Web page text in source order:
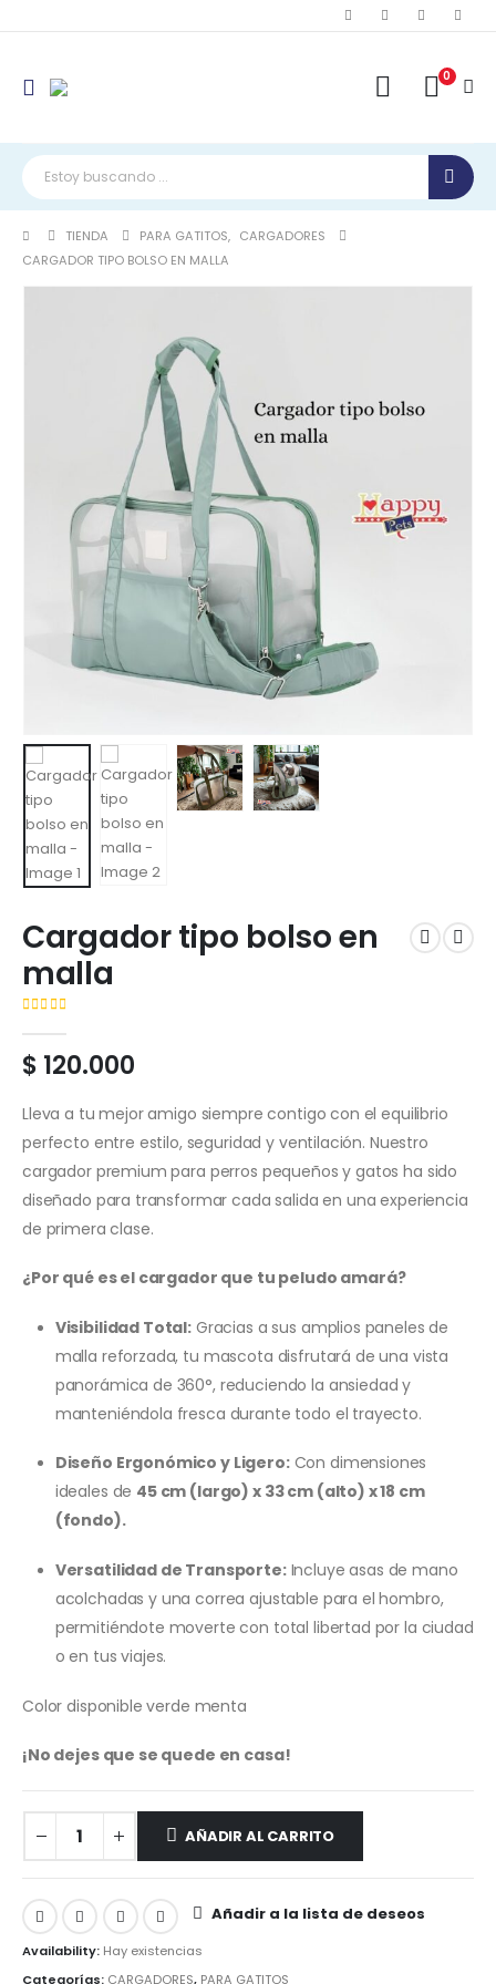
0
TIENDA PARA GATITOS, CARGADORES
CARGADOR TIPO BOLSO EN MALLA
Cargador tipo bolso en
malla
$ 120.000
Lleva a tu mejor amigo siempre contigo con el equilibrio
perfecto entre estilo, seguridad y ventilación. Nuestro
cargador premium para perros pequeños y gatos ha sido
diseñado para transformar cada salida en una experiencia
de primera clase.
¿Por qué es el cargador que tu peludo amará?
Visibilidad Total: Gracias a sus amplios paneles de
malla reforzada, tu mascota disfrutará de una vista
panorámica de 360°, reduciendo la ansiedad y
manteniéndola fresca durante todo el trayecto.
Diseño Ergonómico y Ligero:Con dimensiones
ideales de 45 cm (largo) x 33 cm (alto) x 18 cm
(fondo).
Versatilidad de Transporte:Incluye asas de mano
acolchadas y una correa ajustable para el hombro,
permitiéndote moverte con total libertad por la ciudad
o en tus viajes.
Color disponible verde menta
¡No dejes que se quede en casa!
AÑADIR AL CARRITO
Añadir a la lista de deseos
Availability: Hay existencias
Categorías: CARGADORES, PARA GATITOS